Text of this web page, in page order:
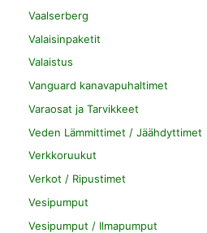
Vaalserberg
Valaisinpaketit
Valaistus
Vanguard kanavapuhaltimet
Varaosat ja Tarvikkeet
Veden Lämmittimet / Jäähdyttimet
Verkkoruukut
Verkot / Ripustimet
Vesipumput
Vesipumput / Ilmapumput